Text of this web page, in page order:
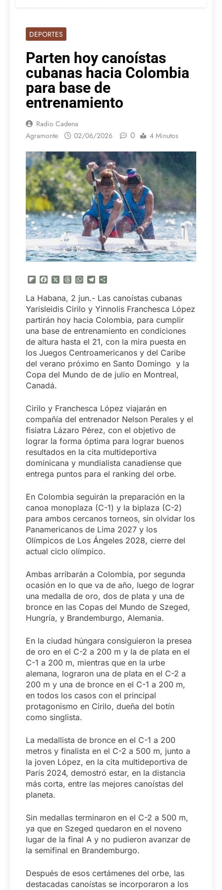
DEPORTES
Parten hoy canoístas
cubanas hacia Colombia
para base de
entrenamiento
Radio Cadena
Agramonte
02/06/2026 0 4 Minutos
Flipboard
Facebook
X Threads
WhatsApp
Telegram
La Habana, 2 jun.- Las canoístas cubanas
Yarisleidis Cirilo y Yinnolis Franchesca López
partirán hoy hacia Colombia, para cumplir
una base de entrenamiento en condiciones
de altura hasta el 21, con la mira puesta en
los Juegos Centroamericanos y del Caribe
del verano próximo en Santo Domingo y la
Copa del Mundo de de julio en Montreal,
Canadá.
Cirilo y Franchesca López viajarán en
compañía del entrenador Nelson Perales y el
fisiatra Lázaro Pérez, con el objetivo de
lograr la forma óptima para lograr buenos
resultados en la cita multideportiva
dominicana y mundialista canadiense que
entrega puntos para el ranking del orbe.
En Colombia seguirán la preparación en la
canoa monoplaza (C-1) y la biplaza (C-2)
para ambos cercanos torneos, sin olvidar los
Panamericanos de Lima 2027 y los
Olímpicos de Los Ángeles 2028, cierre del
actual ciclo olímpico.
Ambas arribarán a Colombia, por segunda
ocasión en lo que va de año, luego de lograr
una medalla de oro, dos de plata y una de
bronce en las Copas del Mundo de Szeged,
Hungría, y Brandemburgo, Alemania.
En la ciudad húngara consiguieron la presea
de oro en el C-2 a 200 m y la de plata en el
C-1 a 200 m, mientras que en la urbe
alemana, lograron una de plata en el C-2 a
200 m y una de bronce en el C-1 a 200 m,
en todos los casos con el principal
protagonismo en Cirilo, dueña del botín
como singlista.
La medallista de bronce en el C-1 a 200
metros y finalista en el C-2 a 500 m, junto a
la joven López, en la cita multideportiva de
París 2024, demostró estar, en la distancia
más corta, entre las mejores canoístas del
planeta.
Sin medallas terminaron en el C-2 a 500 m,
ya que en Szeged quedaron en el noveno
lugar de la final A y no pudieron avanzar de
la semifinal en Brandemburgo.
Después de esos certámenes del orbe, las
destacadas canoístas se incorporaron a los